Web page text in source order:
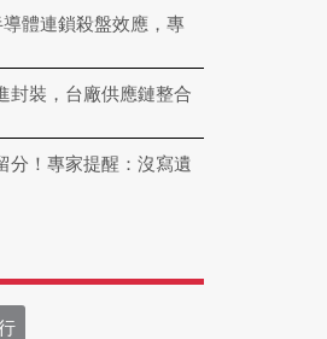
體連鎖殺盤效應，專
封裝，台廠供應鏈整合
分！專家提醒：沒寫遺